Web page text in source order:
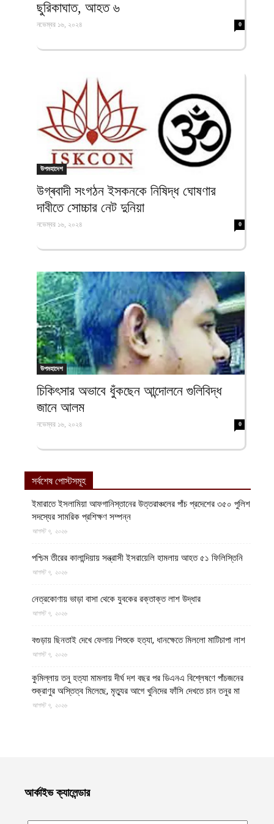
ছুরিকাঘাত, আহত ৬
নভেম্বর ১৬, ২০২৪ 0
উপমহাদেশ
উগ্ৰবাদী সংগঠন ইসকনকে নিষিদ্ধ ঘোষণার
দাবীতে সোচ্চার নেট দুনিয়া
নভেম্বর ১৬, ২০২৪ 0
উপমহাদেশ
চিকিৎসার অভাবে ধুঁকছেন আন্দোলনে গুলিবিদ্ধ
জানে আলম
নভেম্বর ১৬, ২০২৪ 0
সর্বশেষ পোস্টসমূহ
ইমারাতে ইসলামিয়া আফগানিস্তানের উত্তরাঞ্চলের পাঁচ প্রদেশের ৩৫০ পুলিশ
সদস্যের সামরিক প্রশিক্ষণ সম্পন্ন
আগস্ট ৭, ২০২৬
পশ্চিম তীরের কালান্দিয়ায় সন্ত্রাসী ইসরায়েলি হামলায় আহত ৫১ ফিলিস্তিনি
আগস্ট ৭, ২০২৬
নেত্রকোণায় ভাড়া বাসা থেকে যুবকের রক্তাক্ত লাশ উদ্ধার
আগস্ট ৭, ২০২৬
বগুড়ায় ছিনতাই দেখে ফেলায় শিশুকে হত্যা, ধানক্ষেতে মিললো মাটিচাপা লাশ
আগস্ট ৭, ২০২৬
কুমিল্লায় তনু হত্যা মামলায় দীর্ঘ দশ বছর পর ডিএনএ বিশ্লেষণে পাঁচজনের
শুক্রাণুর অস্তিত্ব মিলেছে, মৃত্যুর আগে খুনিদের ফাঁসি দেখতে চান তনুর মা
আগস্ট ৭, ২০২৬
ইসলামিয়ার নিরাপত্তা বাহিনী
আর্কাইভ ক্যালেন্ডার